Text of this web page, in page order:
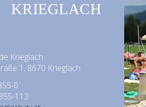
KRIEGLACH
Krieglach
1, 8670 Krieglach
0
113